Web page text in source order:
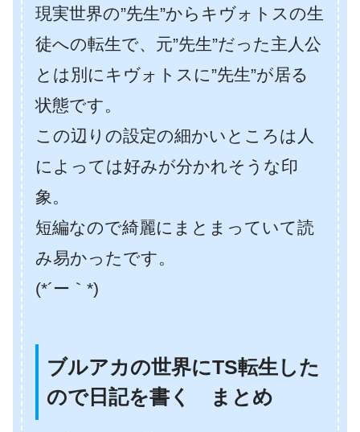
現実世界の”先生”からキヴォトスの生
徒への転生で、元”先生”だった主人公
とは別にキヴォトスに”先生”が居る
状態です。
この辺りの設定の細かいところは人
によっては好みが分かれそうな印
象。
短編なので綺麗にまとまっていて読
み易かったです。
(*´ー｀*)
ブルアカの世界にTS転生した
ので日記を書く まとめ